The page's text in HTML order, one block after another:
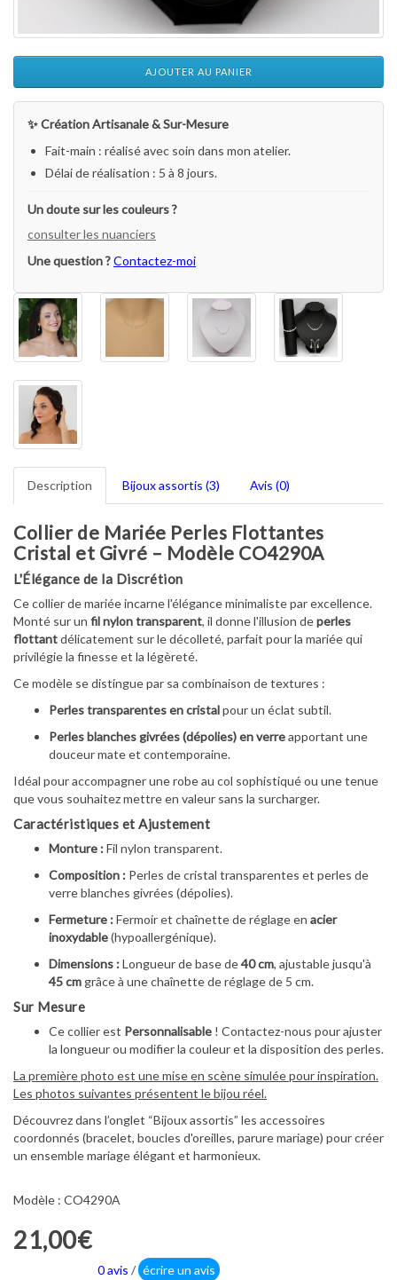
AJOUTER AU PANIER
✨ Création Artisanale & Sur-Mesure
Fait-main : réalisé avec soin dans mon atelier.
Délai de réalisation : 5 à 8 jours.
Un doute sur les couleurs ?
consulter les nuanciers
Une question ?Contactez-moi
Description Bijoux assortis (3) Avis (0)
Collier de Mariée Perles Flottantes
Cristal et Givré – Modèle CO4290A
L'Élégance de la Discrétion
Ce collier de mariée incarne l'élégance minimaliste par excellence.
Monté sur un fil nylon transparent, il donne l'illusion deperles
flottantdélicatement sur le décolleté, parfait pour la mariée qui
privilégie la finesse et la légèreté.
Ce modèle se distingue par sa combinaison de textures :
Perles transparentes en cristalpour un éclat subtil.
Perles blanches givrées (dépolies) en verreapportant une
douceur mate et contemporaine.
Idéal pour accompagner une robe au col sophistiqué ou une tenue
que vous souhaitez mettre en valeur sans la surcharger.
Caractéristiques et Ajustement
Monture :Fil nylon transparent.
Composition : Perles de cristal transparentes et perles de
verre blanches givrées (dépolies).
Fermeture :Fermoir et chaînette de réglage en acier
inoxydable(hypoallergénique).
Dimensions :Longueur de base de40 cm, ajustable jusqu'à
45 cm grâce à une chaînette de réglage de 5 cm.
Sur Mesure
Ce collier est Personnalisable ! Contactez-nous pour ajuster
la longueur ou modifier la couleur et la disposition des perles.
La première photo est une mise en scène simulée pour inspiration.
Les photos suivantes présentent le bijou réel.
Découvrez dans l’onglet “Bijoux assortis” les accessoires
coordonnés (bracelet, boucles d'oreilles, parure mariage) pour créer
un ensemble mariage élégant et harmonieux.
Modèle : CO4290A
21,00€
0 avis / écrire un avis